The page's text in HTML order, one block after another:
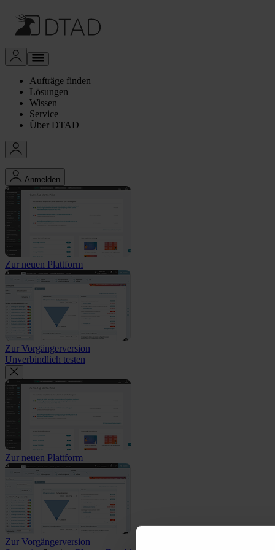
Aufträge finden
Lösungen
Wissen
Service
Über DTAD
Anmelden
Zur neuen Plattform
Zur Vorgängerversion
Unverbindlich testen
Zur neuen Plattform
Zur Vorgängerversion